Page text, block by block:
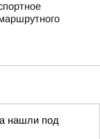
нашли под